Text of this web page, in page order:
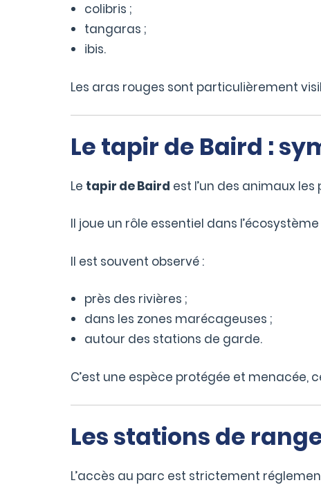
colibris ;
tangaras ;
ibis.
Les aras rouges sont particulièrement
Le tapir de Baird :
Le tapir de Baird est l’un des animaux
Il joue un rôle essentiel dans
Il est souvent observé :
près des rivières ;
dans les zones marécageuses ;
autour des stations de garde.
C’est une espèce protégée et
Les stations de
L’accès au parc est strictement